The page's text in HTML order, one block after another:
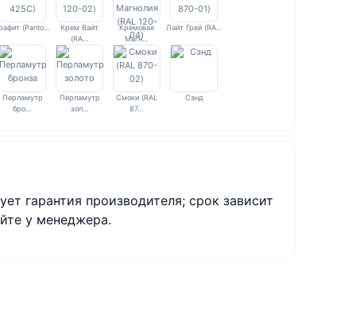
(Panto…
Крем Вайт
(RA…
Кремовая
Магн…
Лайт Грей (RA…
Перламутр
бро…
Перламутр
зол…
Смоки (RAL
87…
Сэнд
гарантия производителя; срок зависит
у менеджера.